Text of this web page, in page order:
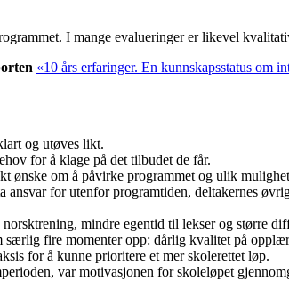
I mange evalueringer er likevel
«10 års erfaringer. En kunnskapsstatus om
og utøves likt.
for å klage på det tilbudet de får.
ønske om å påvirke programmet og ulik
for utenfor programtiden, deltakernes
mindre egentid til lekser og større
fire momenter opp: dårlig kvalitet på
for å kunne prioritere et mer skolerettet løp.
var motivasjonen for skoleløpet